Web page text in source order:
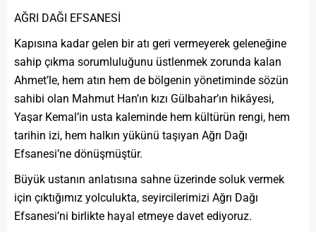
AĞRI DAĞI EFSANESİ
Kapısına kadar gelen bir atı geri vermeyerek geleneğine
sahip çıkma sorumluluğunu üstlenmek zorunda kalan
Ahmet’le, hem atın hem de bölgenin yönetiminde sözün
sahibi olan Mahmut Han’ın kızı Gülbahar’ın hikâyesi,
Yaşar Kemal’in usta kaleminde hem kültürün rengi, hem
tarihin izi, hem halkın yükünü taşıyan Ağrı Dağı
Efsanesi’ne dönüşmüştür.
Büyük ustanın anlatısına sahne üzerinde soluk vermek
için çıktığımız yolculukta, seyircilerimizi Ağrı Dağı
Efsanesi’ni birlikte hayal etmeye davet ediyoruz.